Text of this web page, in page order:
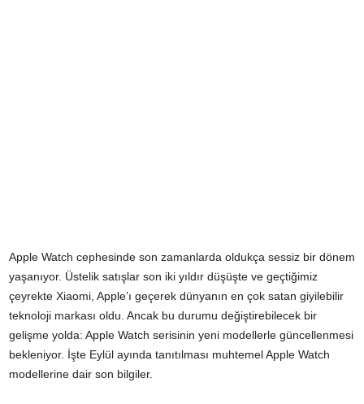
Apple Watch cephesinde son zamanlarda oldukça sessiz bir dönem
yaşanıyor. Üstelik satışlar son iki yıldır düşüşte ve geçtiğimiz
çeyrekte Xiaomi, Apple’ı geçerek dünyanın en çok satan giyilebilir
teknoloji markası oldu. Ancak bu durumu değiştirebilecek bir
gelişme yolda: Apple Watch serisinin yeni modellerle güncellenmesi
bekleniyor. İşte Eylül ayında tanıtılması muhtemel Apple Watch
modellerine dair son bilgiler.